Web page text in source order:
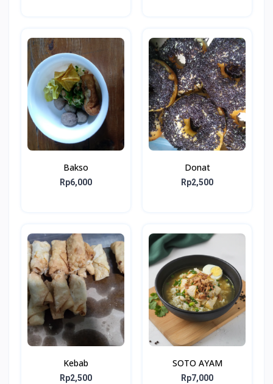
Bakso
Rp6,000
Donat
Rp2,500
Kebab
Rp2,500
SOTO AYAM
Rp7,000